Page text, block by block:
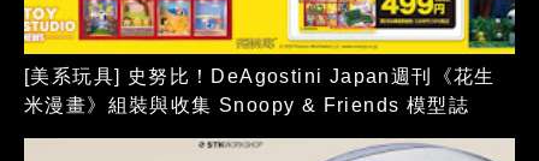
[美系玩具] 史努比！DeAgostini Japan週刊《花生
米漫畫》組裝與收集 Snoopy & Friends 模型誌